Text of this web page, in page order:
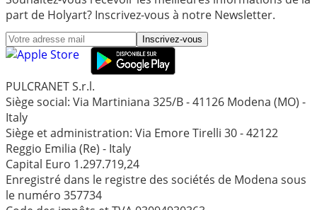
part de Holyart? Inscrivez-vous à notre Newsletter.
Inscrivez-vous
PULCRANET S.r.l.
Siège social: Via Martiniana 325/B - 41126 Modena (MO) -
Italy
Siège et administration: Via Emore Tirelli 30 - 42122
Reggio Emilia (Re) - Italy
Capital Euro 1.297.719,24
Enregistré dans le registre des sociétés de Modena sous
le numéro 357734